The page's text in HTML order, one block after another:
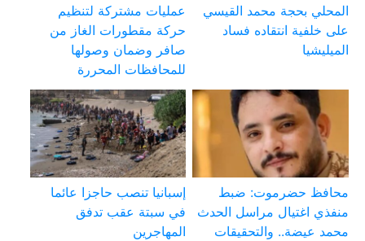
المحلي بحجة محمد القيسي
على خلفية انتقاده فساد
الميليشيا
عمليات مشتركة لتنظيم
حركة مقطورات الغاز من
صافر وضمان وصولها
للمحافظات المحررة
محافظ حضرموت: ضبط
منفذي اغتيال مراسل الحدث
محمد عيضة.. والتحقيقات
إسبانيا تنصب حاجزا عائما
في سبتة عقب تدفق
المهاجرين